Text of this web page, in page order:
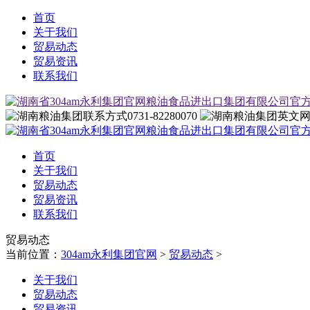
首页
关于我们
贸易动态
贸易资讯
联系我们
0731-82280070
首页
关于我们
贸易动态
贸易资讯
联系我们
贸易动态
当前位置： 304am永利集团官网 > 贸易动态 >
关于我们
贸易动态